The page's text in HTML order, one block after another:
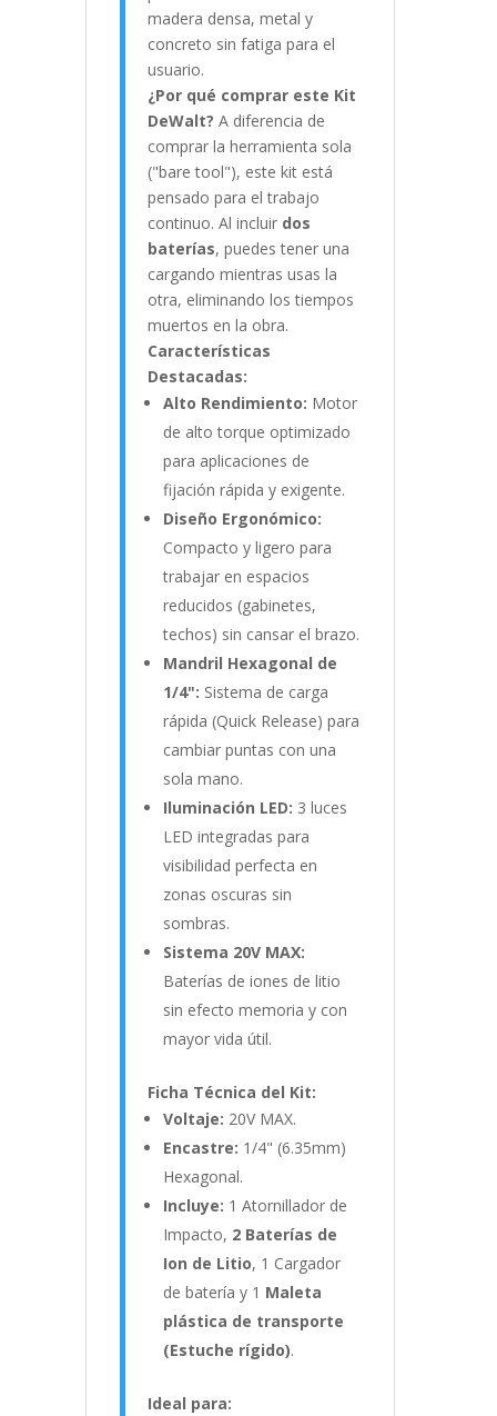
madera densa, metal y
concreto sin fatiga para el
usuario.
¿Por qué comprar este Kit
DeWalt? A diferencia de
comprar la herramienta sola
("bare tool"), este kit está
pensado para el trabajo
continuo. Al incluir dos
baterías, puedes tener una
cargando mientras usas la
otra, eliminando los tiempos
muertos en la obra.
Características
Destacadas:
Alto Rendimiento: Motor
de alto torque optimizado
para aplicaciones de
fijación rápida y exigente.
Diseño Ergonómico:
Compacto y ligero para
trabajar en espacios
reducidos (gabinetes,
techos) sin cansar el brazo.
Mandril Hexagonal de
1/4": Sistema de carga
rápida (Quick Release) para
cambiar puntas con una
sola mano.
Iluminación LED: 3 luces
LED integradas para
visibilidad perfecta en
zonas oscuras sin
sombras.
Sistema 20V MAX:
Baterías de iones de litio
sin efecto memoria y con
mayor vida útil.
Ficha Técnica del Kit:
Voltaje: 20V MAX.
Encastre: 1/4" (6.35mm)
Hexagonal.
Incluye: 1 Atornillador de
Impacto, 2 Baterías de
Ion de Litio, 1 Cargador
de batería y 1 Maleta
plástica de transporte
(Estuche rígido).
Ideal para: